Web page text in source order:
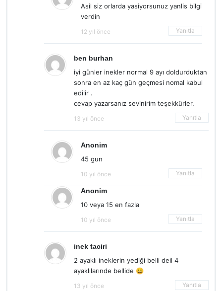
Asil siz orlarda yasiyorsunuz yanlis bilgi
verdin
12 yıl önce Yanıtla
ben burhan
iyi günler inekler normal 9 ayı doldurduktan
sonra en az kaç gün geçmesi nomal kabul
edilir .
cevap yazarsanız sevinirim teşekkürler.
13 yıl önce Yanıtla
Anonim
45 gun
10 yıl önce Yanıtla
Anonim
10 veya 15 en fazla
10 yıl önce Yanıtla
inek taciri
2 ayaklı ineklerin yediği belli deil 4
ayaklılarınde bellide 😀
13 yıl önce Yanıtla